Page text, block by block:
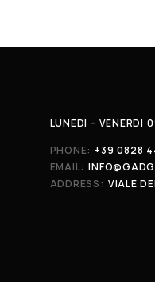
LUNEDI - VENERDI
PHONE: +39 0828
EMAIL:
ADDRESS: VIALE